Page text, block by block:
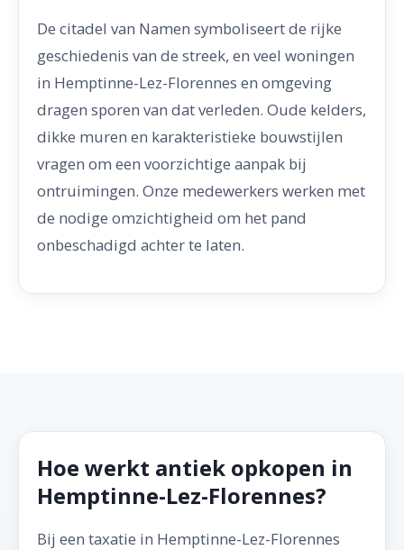
De citadel van Namen symboliseert de rijke
geschiedenis van de streek, en veel woningen
in Hemptinne-Lez-Florennes en omgeving
dragen sporen van dat verleden. Oude kelders,
dikke muren en karakteristieke bouwstijlen
vragen om een voorzichtige aanpak bij
ontruimingen. Onze medewerkers werken met
de nodige omzichtigheid om het pand
onbeschadigd achter te laten.
Hoe werkt antiek opkopen in
Hemptinne-Lez-Florennes?
Bij een taxatie in Hemptinne-Lez-Florennes